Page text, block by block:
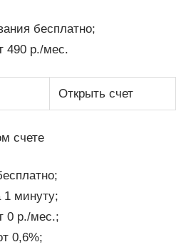
бесплатно;
490 р./мес.
Открыть счет
счете
1 минуту;
0 р./мес.;
0,6%;